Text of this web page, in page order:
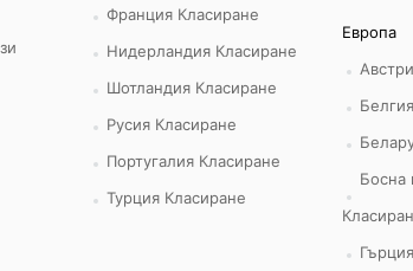
Франция Класиране
Нидерландия Класиране
Шотландия Класиране
Русия Класиране
Португалия Класиране
Турция Класиране
Европа
Босна